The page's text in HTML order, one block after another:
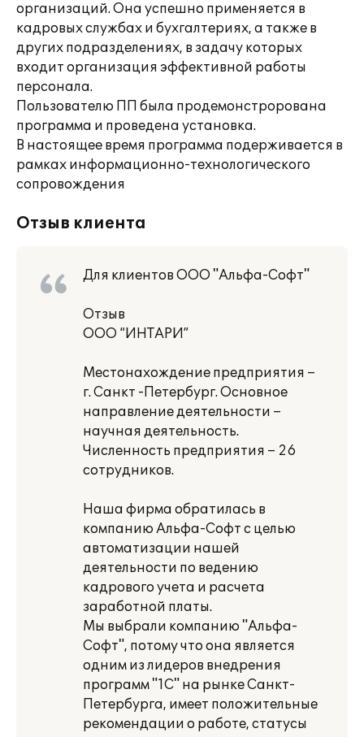
организаций. Она успешно применяется в
кадровых службах и бухгалтериях, а также в
других подразделениях, в задачу которых
входит организация эффективной работы
персонала.
Пользователю ПП была продемонстрорована
программа и проведена установка.
В настоящее время программа подерживается в
рамках информационно-технологического
сопровождения
Отзыв клиента
Для клиентов ООО "Альфа-Софт"
Отзыв
ООО “ИНТАРИ”
Местонахождение предприятия –
г. Санкт -Петербург. Основное
направление деятельности –
научная деятельность.
Численность предприятия – 26
сотрудников.
Наша фирма обратилась в
компанию Альфа-Софт с целью
автоматизации нашей
деятельности по ведению
кадрового учета и расчета
заработной платы.
Мы выбрали компанию "Альфа-
Софт", потому что она является
одним из лидеров внедрения
программ "1С" на рынке Санкт-
Петербурга, имеет положительные
рекомендации о работе, статусы